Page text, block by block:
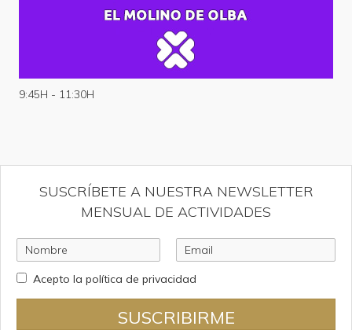
9:45H - 11:30H
SUSCRÍBETE A NUESTRA NEWSLETTER
MENSUAL DE ACTIVIDADES
Acepto la política de privacidad
SUSCRIBIRME